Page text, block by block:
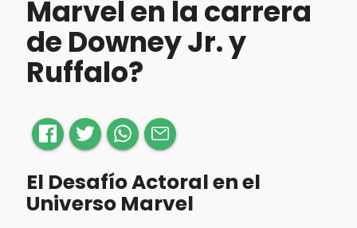
Marvel en la carrera
de Downey Jr. y
Ruffalo?
El Desafío Actoral en el
Universo Marvel